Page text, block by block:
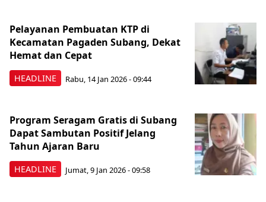
HEADLINE
Pelayanan Pembuatan KTP di
Kecamatan Pagaden Subang, Dekat
Hemat dan Cepat
Rabu, 14 Jan 2026 - 09:44
HEADLINE
Program Seragam Gratis di Subang
Dapat Sambutan Positif Jelang
Tahun Ajaran Baru
Jumat, 9 Jan 2026 - 09:58